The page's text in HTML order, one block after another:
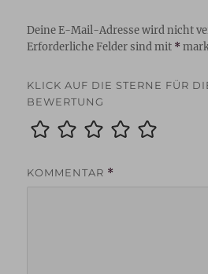
Deine E-Mail-Adresse wird nicht
Erforderliche Felder sind mit *
KLICK AUF DIE STERNE FÜR
BEWERTUNG
KOMMENTAR *